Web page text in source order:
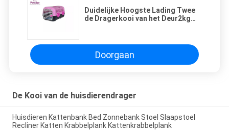
Duidelijke Hoogste Lading Twee
de Dragerkooi van het Deur2kg
Doorgaan
De Kooi van de huisdierendrager
Huisdieren Kattenbank Bed Zonnebank Stoel Slaapstoel
Recliner Katten Krabbelplank Kattenkrabbelplank